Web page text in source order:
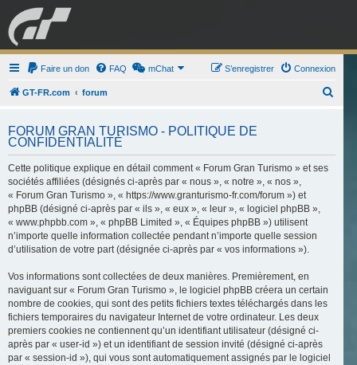
GRAN TURISMO FORUM
ESPORT BOUTIQUE
Faire un don FAQ mChat Connexion
S’enregistrer
GT-FR.com forum
FORUM GRAN TURISMO - POLITIQUE DE
CONFIDENTIALITÉ
Cette politique explique en détail comment « Forum Gran Turismo » et ses
sociétés affiliées (désignés ci-après par « nous », « notre », « nos »,
« Forum Gran Turismo », « https://www.granturismo-fr.com/forum ») et
phpBB (désigné ci-après par « ils », « eux », « leur », « logiciel phpBB »,
« www.phpbb.com », « phpBB Limited », « Équipes phpBB ») utilisent
n’importe quelle information collectée pendant n’importe quelle session
d’utilisation de votre part (désignée ci-après par « vos informations »).
Vos informations sont collectées de deux manières. Premièrement, en
naviguant sur « Forum Gran Turismo », le logiciel phpBB créera un certain
nombre de cookies, qui sont des petits fichiers textes téléchargés dans les
fichiers temporaires du navigateur Internet de votre ordinateur. Les deux
premiers cookies ne contiennent qu’un identifiant utilisateur (désigné ci-
après par « user-id ») et un identifiant de session invité (désigné ci-après
par « session-id »), qui vous sont automatiquement assignés par le logiciel